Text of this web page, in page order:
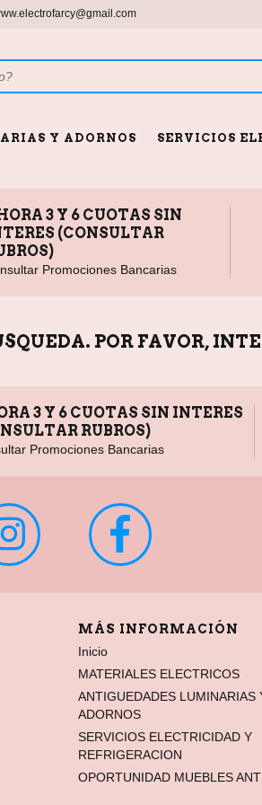
Y ADORNOS SERVICIOS
3 Y 6 CUOTAS SIN
(CONSULTAR
Promociones Bancarias
POR FAVOR,
3 Y 6 CUOTAS SIN INTERES
RUBROS)
Promociones Bancarias
MÁS INFORMACIÓN
Inicio
MATERIALES ELECTRICOS
ANTIGUEDADES LUMINARIAS
ADORNOS
SERVICIOS ELECTRICIDAD Y
REFRIGERACION
OPORTUNIDAD MUEBLES